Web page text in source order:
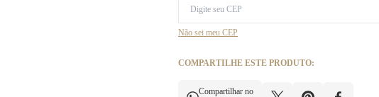
Não sei meu CEP
COMPARTILHE ESTE PRODUTO:
Compartilhar no